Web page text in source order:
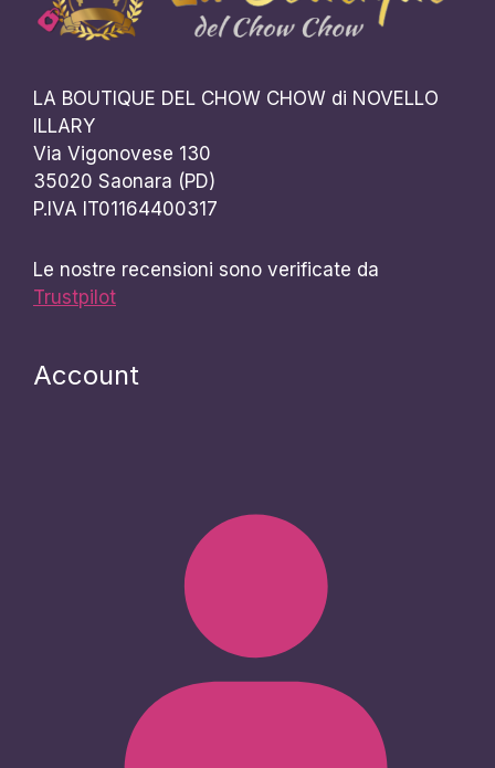
LA BOUTIQUE DEL CHOW CHOW di NOVELLO
ILLARY
Via Vigonovese 130
35020 Saonara (PD)
P.IVA IT01164400317
Le nostre recensioni sono verificate da
Trustpilot
Account